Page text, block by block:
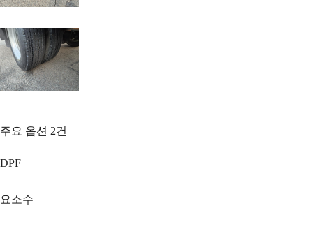
주요 옵션 2건
DPF
요소수